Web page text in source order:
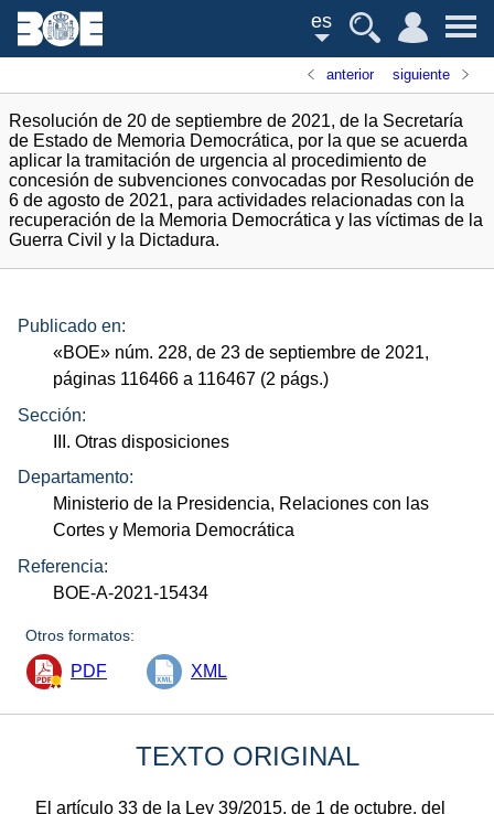
es
anterior siguiente
Resolución de 20 de septiembre de 2021, de la Secretaría
de Estado de Memoria Democrática, por la que se acuerda
aplicar la tramitación de urgencia al procedimiento de
concesión de subvenciones convocadas por Resolución de
6 de agosto de 2021, para actividades relacionadas con la
recuperación de la Memoria Democrática y las víctimas de la
Guerra Civil y la Dictadura.
Publicado en:
«BOE» núm. 228, de 23 de septiembre de 2021,
páginas 116466 a 116467 (2 págs.)
Sección:
III. Otras disposiciones
Departamento:
Ministerio de la Presidencia, Relaciones con las
Cortes y Memoria Democrática
Referencia:
BOE-A-2021-15434
Otros formatos:
PDF XML
TEXTO ORIGINAL
El artículo 33 de la Ley 39/2015, de 1 de octubre, del